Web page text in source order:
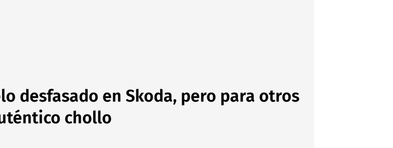
desfasado en Skoda, pero para otros
chollo